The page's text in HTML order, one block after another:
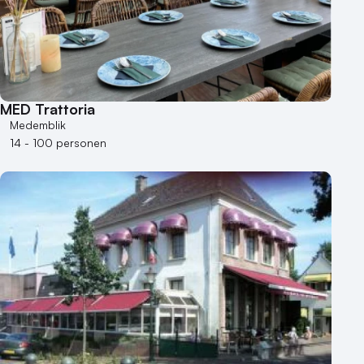
Duurzame locatie
Groene locatie
Heisessie
Hotel
Hybride events
Industriële locatie
Kasteel en landgoed
Locaties aan zee
Museum
Theater
Varende locatie
MED Trattoria
Medemblik
14 - 100 personen